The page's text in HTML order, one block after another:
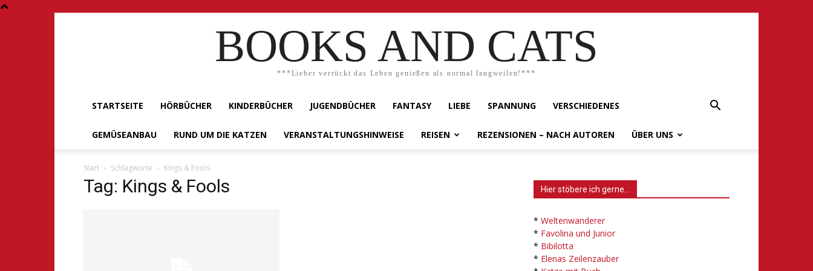
BOOKS AND CATS
***Lieber verrückt das Leben genießen als normal langweilen!***
STARTSEITE HÖRBÜCHER KINDERBÜCHER JUGENDBÜCHER FANTASY LIEBE SPANNUNG VERSCHIEDENES
GEMÜSEANBAU RUND UM DIE KATZEN VERANSTALTUNGSHINWEISE REISEN REZENSIONEN – NACH AUTOREN ÜBER UNS
Start Schlagworte Kings & Fools
Tag: Kings & Fools Hier stöbere ich gerne…
* Weltenwanderer
* Favolina und Junior
* Bibilotta
* Elenas Zeilenzauber